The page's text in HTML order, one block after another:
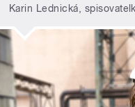
Karin Lednická,